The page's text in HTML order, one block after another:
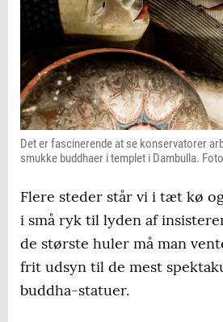
Det er fascinerende at se konservatorer
smukke buddhaer i templet i Dambulla.
Flere steder står vi i tæt kø
i små ryk til lyden af
de største huler må man
frit udsyn til de mest
buddha-statuer.